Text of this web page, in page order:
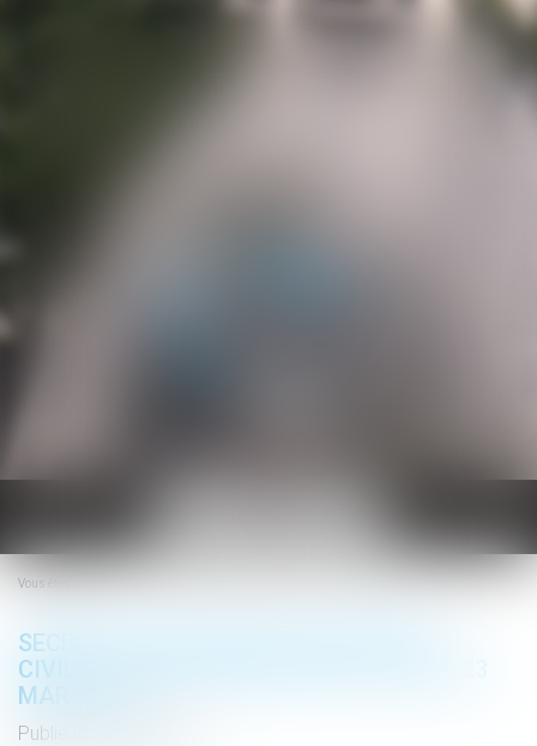
Vous êtes ici :
SECRET DES AFFAIRES DE PROCÉDURE
CIVILE : LES NOUVEAUTÉS DE LA LOI DU 23
MARS 2019
Publié le :